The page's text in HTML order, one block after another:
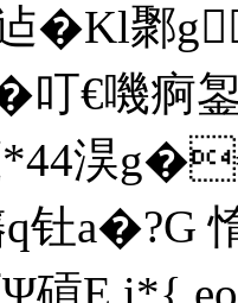
�Kl鄹
€嘰痾
*44淏
a�?G 惰